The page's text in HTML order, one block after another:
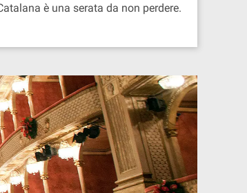
è una serata da non perdere.